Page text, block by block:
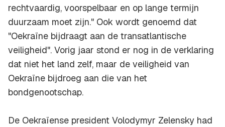
rechtvaardig, voorspelbaar en op lange termijn
duurzaam moet zijn." Ook wordt genoemd dat
"Oekraïne bijdraagt aan de transatlantische
veiligheid". Vorig jaar stond er nog in de verklaring
dat niet het land zelf, maar de veiligheid van
Oekraïne bijdroeg aan die van het
bondgenootschap.
De Oekraïense president Volodymyr Zelensky had